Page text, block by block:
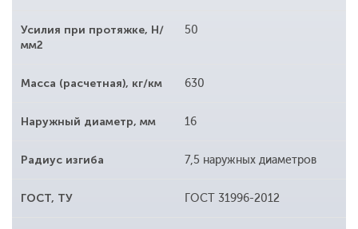
Усилия при протяжке, Н/
мм2
50
Масса (расчетная), кг/км 630
Наружный диаметр, мм 16
Радиус изгиба 7,5 наружных диаметров
ГОСТ, ТУ ГОСТ 31996-2012